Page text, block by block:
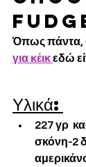
Όπως πάντα,
για κέικ εδώ
Υλικά:
227 γρ
σκόνη-2